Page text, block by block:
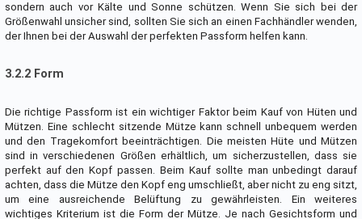
sondern auch vor Kälte und Sonne schützen. Wenn Sie sich bei der
Größenwahl unsicher sind, sollten Sie sich an einen Fachhändler wenden,
der Ihnen bei der Auswahl der perfekten Passform helfen kann.
3.2.2 Form
Die richtige Passform ist ein wichtiger Faktor beim Kauf von Hüten und
Mützen. Eine schlecht sitzende Mütze kann schnell unbequem werden
und den Tragekomfort beeinträchtigen. Die meisten Hüte und Mützen
sind in verschiedenen Größen erhältlich, um sicherzustellen, dass sie
perfekt auf den Kopf passen. Beim Kauf sollte man unbedingt darauf
achten, dass die Mütze den Kopf eng umschließt, aber nicht zu eng sitzt,
um eine ausreichende Belüftung zu gewährleisten. Ein weiteres
wichtiges Kriterium ist die Form der Mütze. Je nach Gesichtsform und